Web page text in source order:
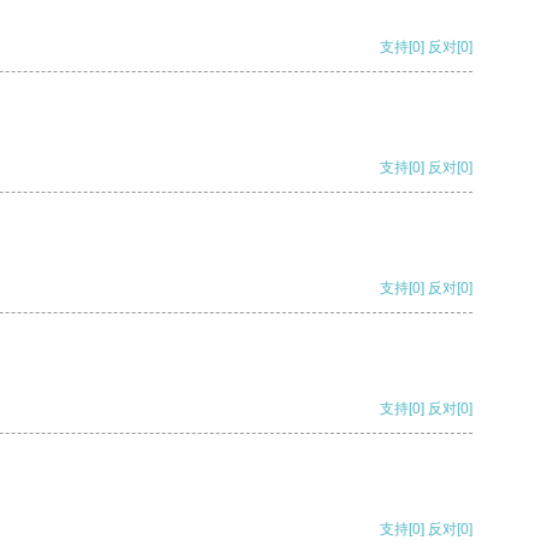
支持[0] 反对[0]
支持[0] 反对[0]
支持[0] 反对[0]
支持[0] 反对[0]
支持[0] 反对[0]